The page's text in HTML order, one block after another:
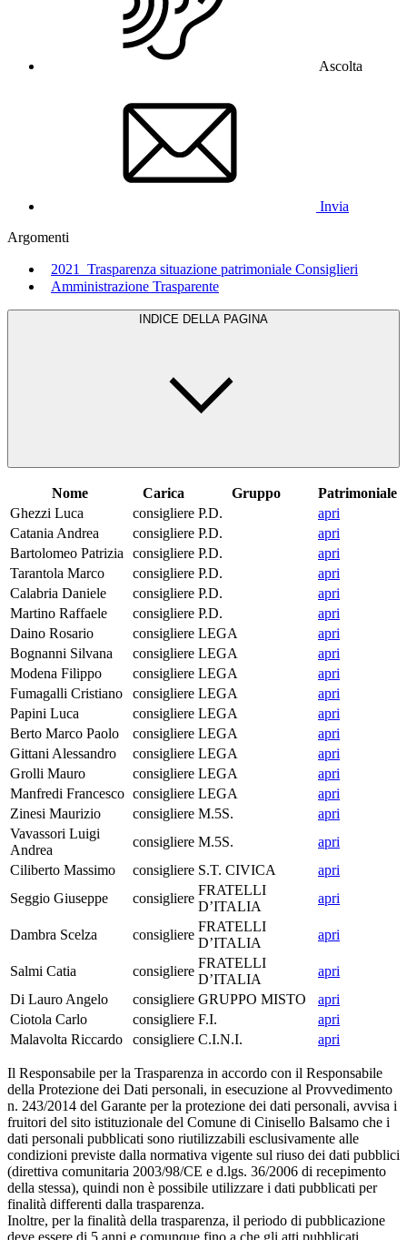
Ascolta
Invia
Argomenti
2021_Trasparenza situazione patrimoniale Consiglieri
Amministrazione Trasparente
INDICE DELLA PAGINA
Nome Carica Gruppo
Patrimoniale
Ghezzi Luca
consigliere P.D.
apri
Catania Andrea
consigliere P.D.
apri
Bartolomeo Patrizia
consigliere P.D.
apri
Tarantola Marco
consigliere P.D.
apri
Calabria Daniele
consigliere P.D.
apri
Martino Raffaele
consigliere P.D.
apri
Daino Rosario
consigliere LEGA
apri
Bognanni Silvana
consigliere LEGA
apri
Modena Filippo
consigliere LEGA
apri
Fumagalli Cristiano
consigliere LEGA
apri
Papini Luca
consigliere LEGA
apri
Berto Marco Paolo
consigliere LEGA
apri
Gittani Alessandro
consigliere LEGA
apri
Grolli Mauro
consigliere LEGA
apri
Manfredi Francesco consigliere LEGA
apri
Zinesi Maurizio
consigliere M.5S.
apri
Vavassori Luigi
Andrea
consigliere M.5S.
apri
Ciliberto Massimo
consigliere S.T. CIVICA
apri
Seggio Giuseppe
consigliere
FRATELLI
D’ITALIA
apri
Dambra Scelza consigliere
FRATELLI
D’ITALIA
apri
Salmi Catia consigliere
FRATELLI
D’ITALIA
apri
Di Lauro Angelo
consigliere GRUPPO MISTO
apri
Ciotola Carlo
consigliere F.I.
apri
Malavolta Riccardo
consigliere C.I.N.I. apri
Il Responsabile per la Trasparenza in accordo con il Responsabile
della Protezione dei Dati personali, in esecuzione al Provvedimento
n. 243/2014 del Garante per la protezione dei dati personali, avvisa i
fruitori del sito istituzionale del Comune di Cinisello Balsamo che i
dati personali pubblicati sono riutilizzabili esclusivamente alle
condizioni previste dalla normativa vigente sul riuso dei dati pubblici
(direttiva comunitaria 2003/98/CE e d.lgs. 36/2006 di recepimento
della stessa), quindi non è possibile utilizzare i dati pubblicati per
finalità differenti dalla trasparenza.
Inoltre, per la finalità della trasparenza, il periodo di pubblicazione
deve essere di 5 anni e comunque fino a che gli atti pubblicati